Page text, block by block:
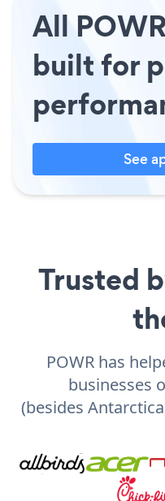
All
built for
See
Trusted
POWR has
businesses
(besides